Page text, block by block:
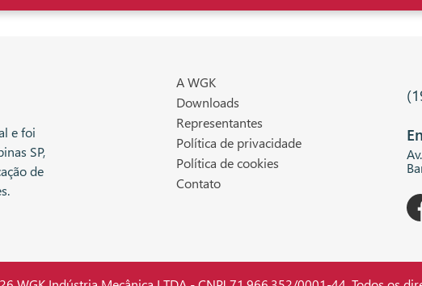
e foi
SP,
de
A WGK
Downloads
Representantes
Política de privacidade
Política de cookies
Contato